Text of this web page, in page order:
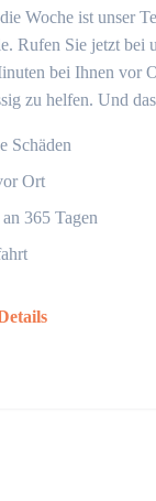
Woche ist unser
Rufen Sie jetzt bei
bei Ihnen vor
zu helfen. Und
Schäden
Ort
365 Tagen